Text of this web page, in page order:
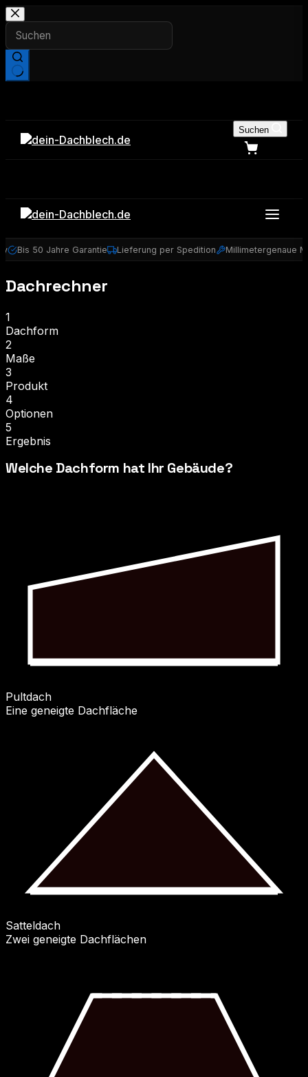
Zum
Inhalt
springen
Suchen
Bis 50 Jahre Garantie Lieferung per Spedition Millimetergenaue
Dachrechner
1
Dachform
2
Maße
3
Produkt
4
Optionen
5
Ergebnis
Welche Dachform hat Ihr Gebäude?
Pultdach
Eine geneigte Dachfläche
Satteldach
Zwei geneigte Dachflächen